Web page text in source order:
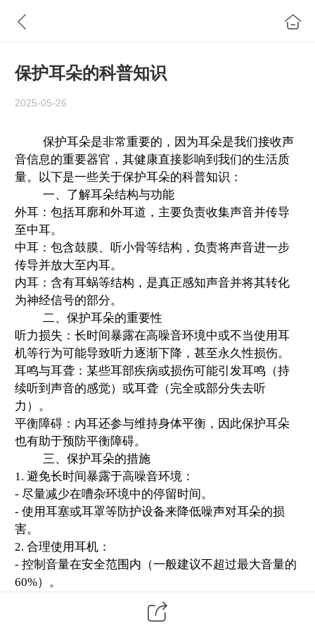
保护耳朵的科普知识
2025-05-26
保护耳朵是非常重要的，因为耳朵是我们接收声
音信息的重要器官，其健康直接影响到我们的生活质
量。以下是一些关于保护耳朵的科普知识：
一、了解耳朵结构与功能
外耳：包括耳廓和外耳道，主要负责收集声音并传导
至中耳。
中耳：包含鼓膜、听小骨等结构，负责将声音进一步
传导并放大至内耳。
内耳：含有耳蜗等结构，是真正感知声音并将其转化
为神经信号的部分。
二、保护耳朵的重要性
听力损失：长时间暴露在高噪音环境中或不当使用耳
机等行为可能导致听力逐渐下降，甚至永久性损伤。
耳鸣与耳聋：某些耳部疾病或损伤可能引发耳鸣（持
续听到声音的感觉）或耳聋（完全或部分失去听
力）。
平衡障碍：内耳还参与维持身体平衡，因此保护耳朵
也有助于预防平衡障碍。
三、保护耳朵的措施
1. 避免长时间暴露于高噪音环境：
- 尽量减少在嘈杂环境中的停留时间。
- 使用耳塞或耳罩等防护设备来降低噪声对耳朵的损
害。
2. 合理使用耳机：
- 控制音量在安全范围内（一般建议不超过最大音量的
60%）。
- 避免长时间连续佩戴耳机，给耳朵适当的休息时间。
- 选择质量好、舒适度高的耳机，以减少对耳朵的压迫